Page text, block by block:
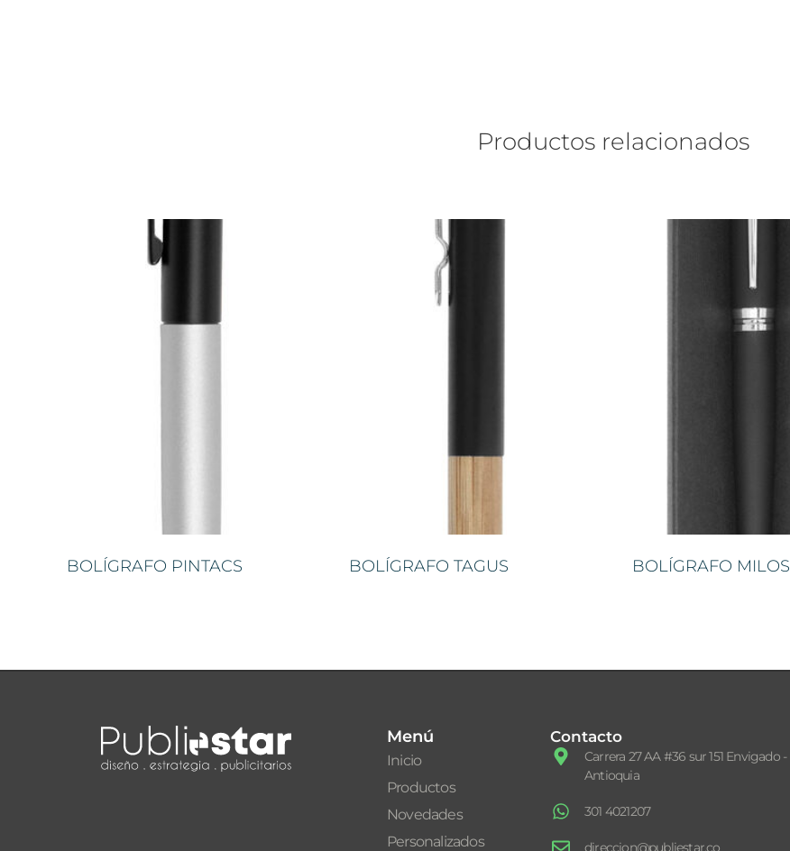
Productos relacionados
BOLÍGRAFO PINTACS BOLÍGRAFO TAGUS BOLÍGRAFO MILOS
Menú
Inicio
Productos
Novedades
Personalizados
Contacto
Carrera 27 AA #36 sur 151 Envigado -
Antioquia
301 4021207
direccion@publiestar.co